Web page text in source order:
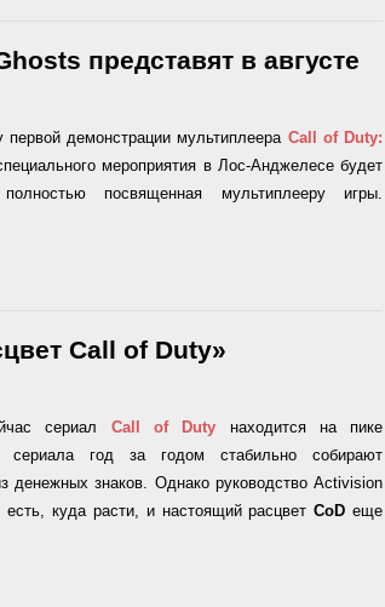
представят в августе
демонстрации мультиплеера Call of Duty:
мероприятия в Лос-Анджелесе будет
посвященная мультиплееру игры.
Call of Duty»
сериал Callof Duty
находится на пике
сериала год за годом стабильно собирают
денежных знаков. Однако руководство Activision
есть, куда расти, и настоящий расцветCoD еще